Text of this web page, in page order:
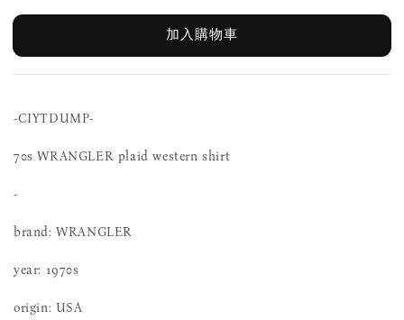
加入購物車
-CIYTDUMP-
70s WRANGLER plaid western shirt
-
brand: WRANGLER
year: 1970s
origin: USA